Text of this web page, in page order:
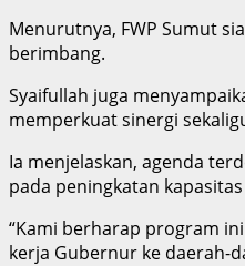
Menurutnya, FWP Sumut
berimbang.
Syaifullah juga
memperkuat sinergi
Ia menjelaskan, agenda
pada peningkatan
“Kami berharap program
kerja Gubernur ke daerah-